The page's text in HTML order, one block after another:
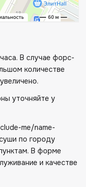
В случае форс-
количестве
уточняйте у
me/name-
по городу
В форме
и качестве